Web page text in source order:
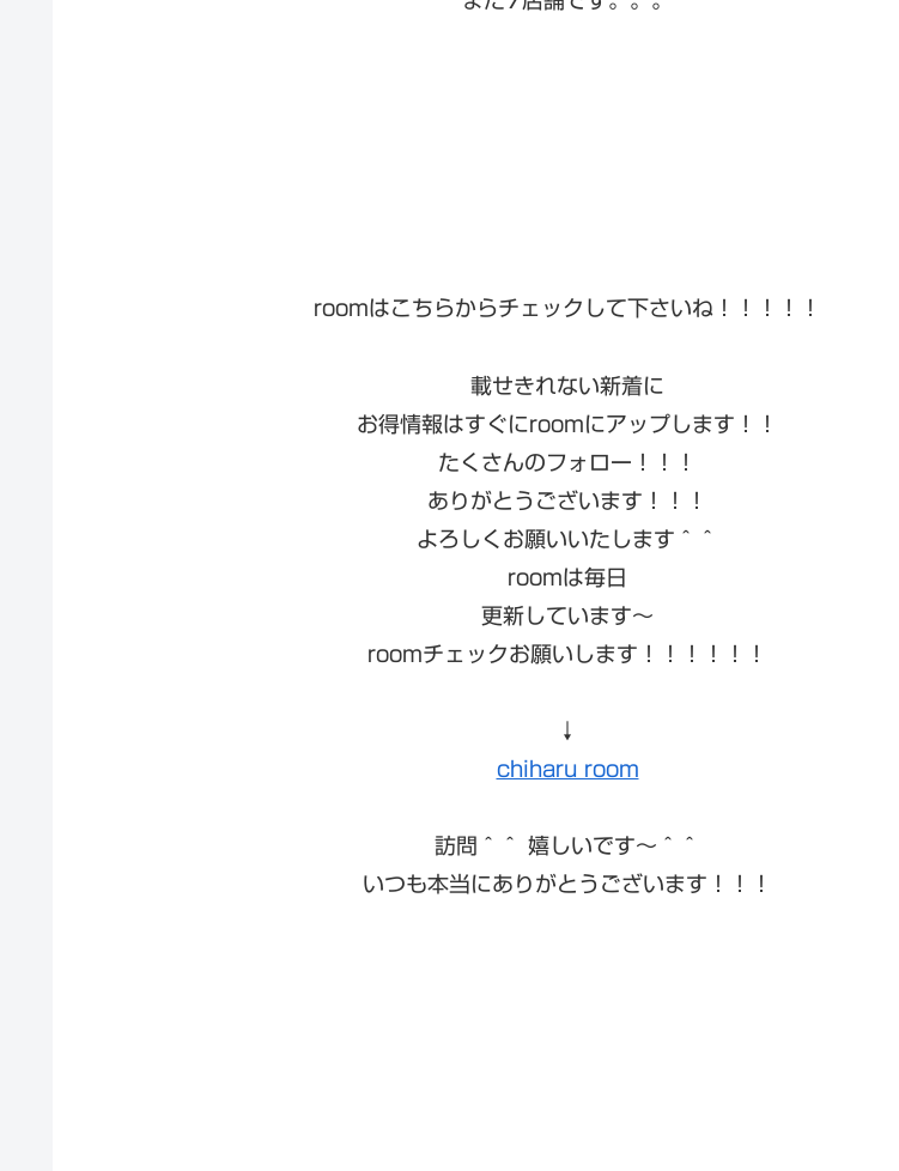
roomはこちらからチェックして下さいね！！！！！
載せきれない新着に
お得情報はすぐにroomにアップします！！
たくさんのフォロー！！！
ありがとうございます！！！
よろしくお願いいたします＾＾
roomは毎日
更新しています〜
roomチェックお願いします！！！！！！
↓
chiharu room
訪問＾＾ 嬉しいです〜＾＾
いつも本当にありがとうございます！！！